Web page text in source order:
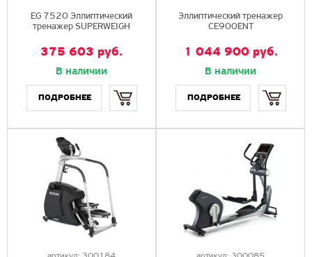
EG 7520 Эллиптический
тренажер SUPERWEIGH
375 603 руб.
В наличии
Эллиптический тренажер
CE900ENT
1 044 900руб.
В наличии